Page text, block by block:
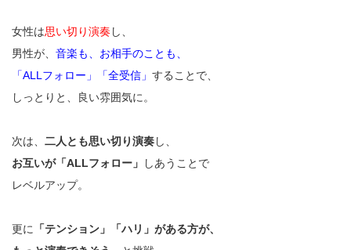
女性は思い切り演奏 し、
男性が、 音楽も、お相手のことも、
「ALLフォロー」「全受信」 することで、
しっとりと、良い雰囲気に。
次は、 二人とも思い切り演奏し、
お互いが「ALLフォロー」
しあうことで
レベルアップ。
更に
「テンション」「ハリ」がある方が、